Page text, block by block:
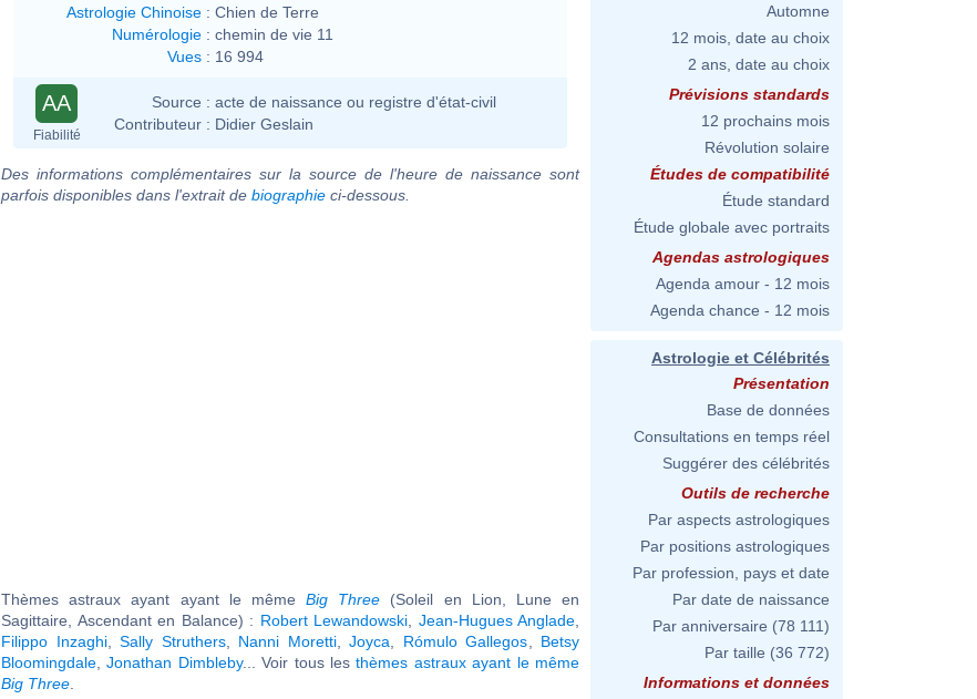
Astrologie Chinoise : Chien de Terre
Numérologie : chemin de vie 11
Vues : 16 994
AA
Fiabilité
Source : acte de naissance ou registre d'état-civil
Contributeur : Didier Geslain
Des informations complémentaires sur la source de l'heure de naissance sont
parfois disponibles dans l'extrait de biographie ci-dessous.
Thèmes astraux ayant ayant le même Big Three (Soleil en Lion, Lune en
Sagittaire, Ascendant en Balance) : Robert Lewandowski Jean-Hugues Anglade
Filippo Inzaghi,Sally Struthers, Nanni Moretti,Joyca Rómulo Gallegos
Betsy
Bloomingdale ,Jonathan Dimbleby... Voir tous lesthèmes astraux ayant le même
Big Three
Automne
12 mois, date au choix
2 ans, date au choix
Prévisions standards
12 prochains mois
Révolution solaire
Études de compatibilité
Étude standard
Étude globale avec portraits
Agendas astrologiques
Agenda amour - 12 mois
Agenda chance - 12 mois
Astrologie et Célébrités
Présentation
Base de données
Consultations en temps réel
Suggérer des célébrités
Outils de recherche
Par aspects astrologiques
Par positions astrologiques
Par profession, pays et date
Par date de naissance
Par anniversaire (78 111)
Par taille (36 772)
Informations et données